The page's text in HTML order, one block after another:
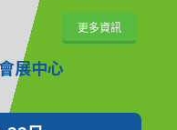
更多資訊
展中心